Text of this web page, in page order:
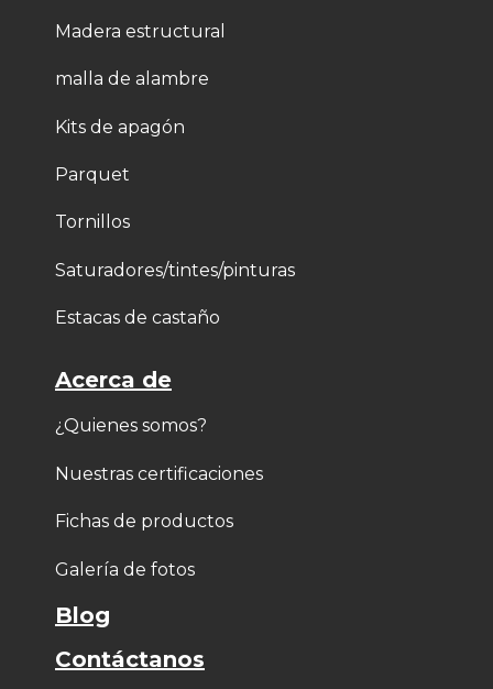
Madera estructural
malla de alambre
Kits de apagón
Parquet
Tornillos
Saturadores/tintes/pinturas
Estacas de castaño
Acerca de
¿Quienes somos?
Nuestras certificaciones
Fichas de productos
Galería de fotos
Blog
Contáctanos